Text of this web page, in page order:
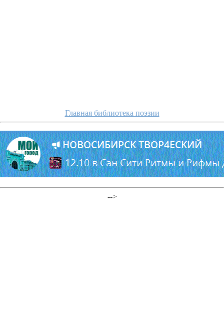
Главная библиотека поэзии
-->